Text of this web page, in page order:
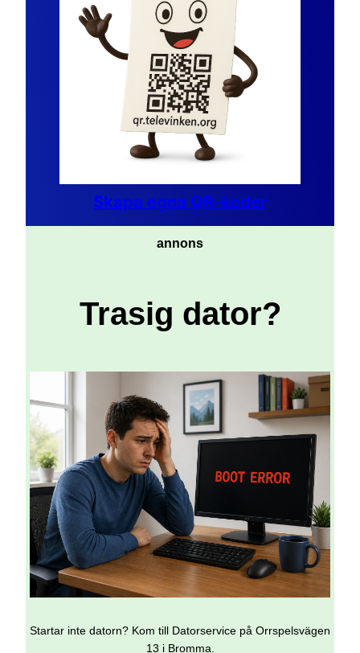
Skapa egna QR-koder
annons
Trasig dator?
Startar inte datorn? Kom till Datorservice på Orrspelsvägen
13 i Bromma.